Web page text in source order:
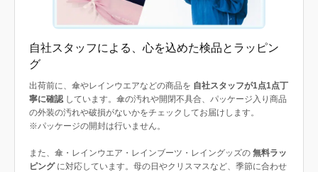
自社スタッフによる、心を込めた検品とラッピン
グ
出荷前に、傘やレインウエアなどの商品を 自社スタッフが1点1点丁
寧に確認しています。傘の汚れや開閉不具合、パッケージ入り商品
の外装の汚れや破損がないかをチェックしてお届けします。
※パッケージの開封は行いません。
また、傘・レインウエア・レインブーツ・レイングッズの 無料ラッ
ピングに対応しています。母の日やクリスマスなど、季節に合わせ